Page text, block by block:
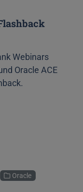
Webinars
Oracle ACE
Oracle